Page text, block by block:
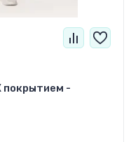
покрытием -